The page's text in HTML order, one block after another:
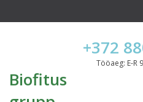
+372
Tööaeg: E-R
Biofitus